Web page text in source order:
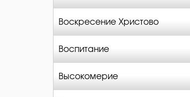
Воскресение Христово
Воспитание
Высокомерие